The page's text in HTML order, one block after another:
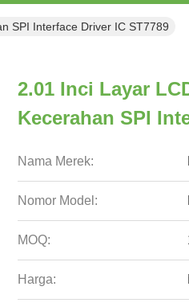
SPI Interface Driver IC ST7789
2.01 Inci Layar
Kecerahan SPI
Nama Merek:
Nomor Model:
MOQ:
Harga: